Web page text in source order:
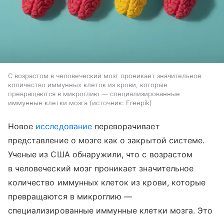
С возрастом в человеческий мозг проникает значительное
количество иммунных клеток из крови, которые
превращаются в микроглию — специализированные
иммунные клетки мозга
источник: Freepik
Новое исследованиепереворачивает
представление о мозге как о закрытой системе.
Ученые из США обнаружили, что с возрастом
в человеческий мозг проникает значительное
количество иммунных клеток из крови, которые
превращаются в микроглию —
специализированные иммунные клетки мозга. Это